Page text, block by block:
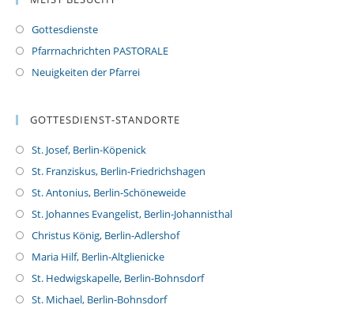
Gottesdienste
Pfarrnachrichten PASTORALE
Neuigkeiten der Pfarrei
GOTTESDIENST-STANDORTE
St. Josef, Berlin-Köpenick
St. Franziskus, Berlin-Friedrichshagen
St. Antonius, Berlin-Schöneweide
St. Johannes Evangelist, Berlin-Johannisthal
Christus König, Berlin-Adlershof
Maria Hilf, Berlin-Altglienicke
St. Hedwigskapelle, Berlin-Bohnsdorf
St. Michael, Berlin-Bohnsdorf